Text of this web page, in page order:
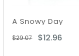
A Snowy Day
$12.96
$29.07